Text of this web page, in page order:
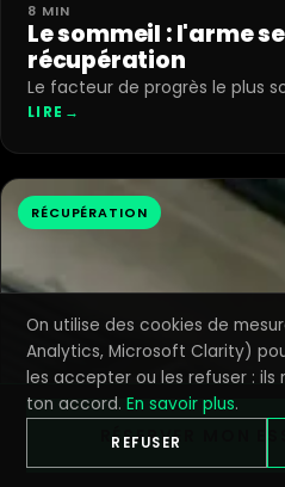
8 MIN
Le sommeil : l'arme
récupération
Le facteur de progrès le plus
LIRE →
RÉCUPÉRATION
RÉSERVER MON
On utilise des cookies de
Analytics, Microsoft Clarity)
les accepter ou les refuser :
ton accord.En savoir plus.
REFUSER